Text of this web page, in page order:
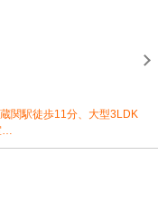
関駅徒歩11分、大型3LDK